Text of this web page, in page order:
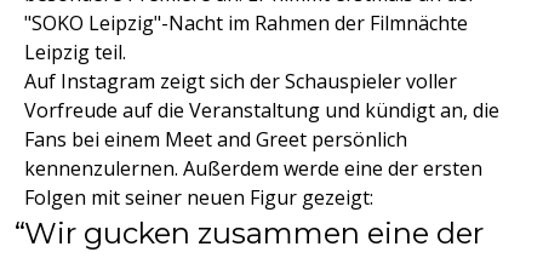
"SOKO Leipzig"-Nacht im Rahmen der Filmnächte
Leipzig teil.
Auf Instagram zeigt sich der Schauspieler voller
Vorfreude auf die Veranstaltung und kündigt an, die
Fans bei einem Meet and Greet persönlich
kennenzulernen. Außerdem werde eine der ersten
Folgen mit seiner neuen Figur gezeigt:
Wir gucken zusammen eine der